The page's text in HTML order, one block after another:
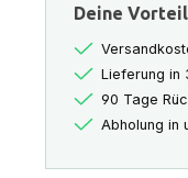
Deine
Lieferung in
90 Tage
Abholung in